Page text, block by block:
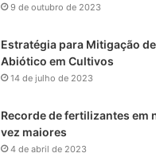
9 de outubro de 2023
Estratégia para Mitigação
Abiótico em Cultivos
14 de julho de 2023
Recorde de fertilizantes em
vez maiores
4 de abril de 2023